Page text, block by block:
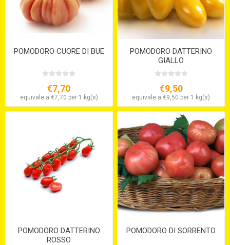
POMODORO CUORE DI BUE
€7,70
equivale a €7,70 per 1 kg(s)
POMODORO DATTERINO
GIALLO
€9,50
equivale a €9,50 per 1 kg(s)
POMODORO DATTERINO
ROSSO
POMODORO DI SORRENTO